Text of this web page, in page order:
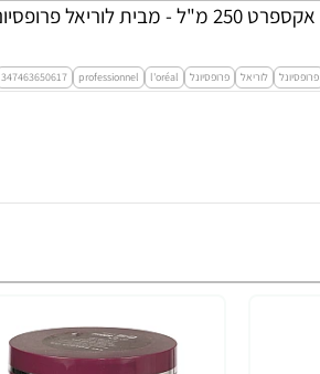
פרופסיונל לוריאל פרופסיונל l'oréal
professionnel
347463650617